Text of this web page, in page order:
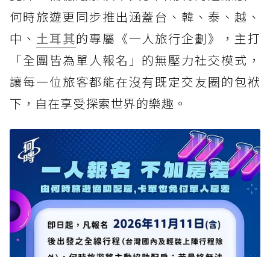
何時旅遊更同步推出涵蓋台、韓、泰、越、
中、 土耳其的專屬《一人旅行企劃》，主打
「全團皆為單人報名」的無壓力社交模式，
讓每一位旅客都能在沒有既定交友圈的包袱
下，自在享受探索世界的樂趣。